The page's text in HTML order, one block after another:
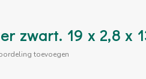
zwart. 19 x 2,8 x
toevoegen